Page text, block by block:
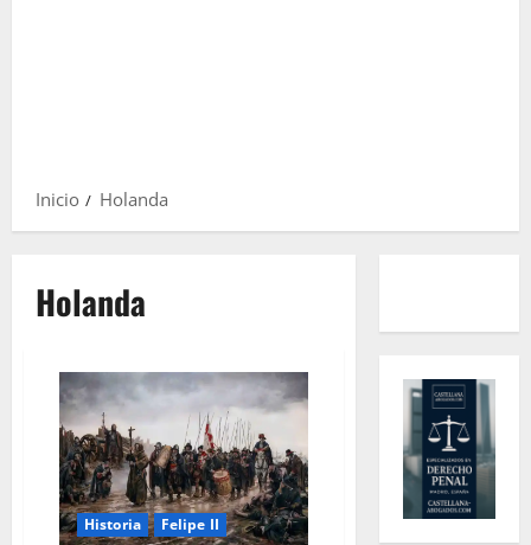
Inicio Holanda
Holanda
Historia Felipe II